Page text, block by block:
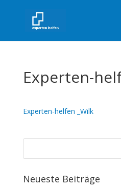
Experten-
Experten-helfen _Wilk
Neueste Beiträge